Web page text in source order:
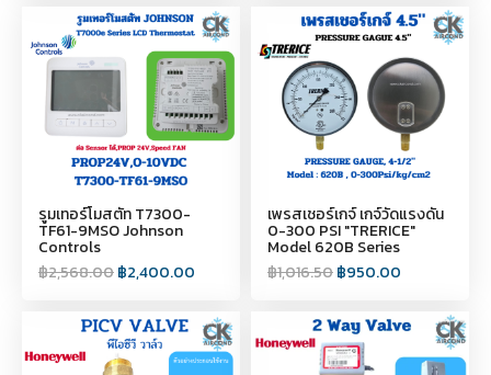
รูมเทอร์โมสตัท T7300-
TF61-9MSO Johnson
Controls
฿2,568.00฿2,400.00
เพรสเชอร์เกจ์ เกจ์วัดแรงดัน
0-300 PSI "TRERICE"
Model 620B Series
฿1,016.50฿950.00